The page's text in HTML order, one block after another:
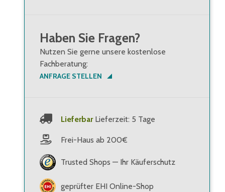
Haben Sie Fragen?
Nutzen Sie gerne unsere kostenlose
Fachberatung:
ANFRAGE STELLEN
Lieferbar Lieferzeit: 5 Tage
Frei-Haus ab 200€
Trusted Shops — Ihr Käuferschutz
geprüfter EHI Online-Shop